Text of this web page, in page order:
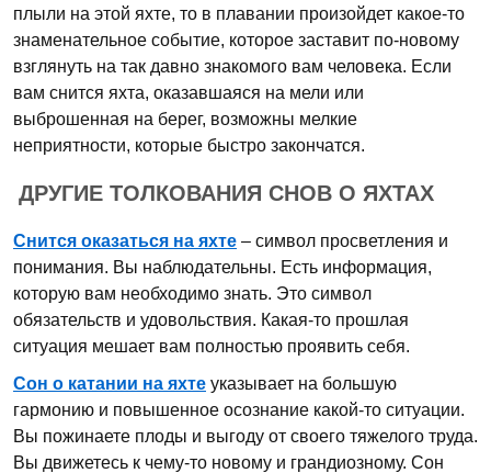
плыли на этой яхте, то в плавании произойдет какое-то
знаменательное событие, которое заставит по-новому
взглянуть на так давно знакомого вам человека. Если
вам снится яхта, оказавшаяся на мели или
выброшенная на берег, возможны мелкие
неприятности, которые быстро закончатся.
ДРУГИЕ ТОЛКОВАНИЯ СНОВ О ЯХТАХ
Снится оказаться на яхте – символ просветления и
понимания. Вы наблюдательны. Есть информация,
которую вам необходимо знать. Это символ
обязательств и удовольствия. Какая-то прошлая
ситуация мешает вам полностью проявить себя.
Сон о катании на яхте указывает на большую
гармонию и повышенное осознание какой-то ситуации.
Вы пожинаете плоды и выгоду от своего тяжелого труда.
Вы движетесь к чему-то новому и грандиозному. Сон